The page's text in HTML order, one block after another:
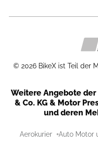
© 2026 BikeX ist Teil der
Weitere Angebote der
& Co. KG & Motor
und deren
Aerokurier Auto Motor